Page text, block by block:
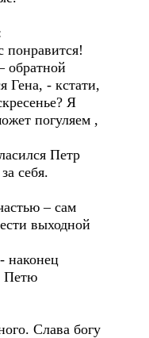
понравится!
обратной
Гена, - кстати,
Я
погуляем ,
Петр
себя.
– сам
выходной
наконец
Петю
Слава богу